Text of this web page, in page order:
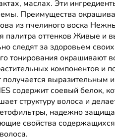
маслах. Эти
Преимущества
из пчелиного воска
палитра оттенков Живые и
следят за здоровьем
тонирования окра­шивают
компонентов и
получается
содержит соевый белок,
структуру волоса и
надежно
свойства